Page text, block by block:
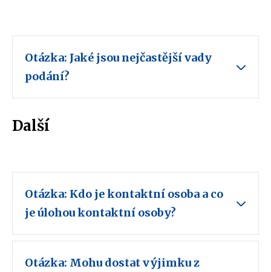
Otázka: Jaké jsou nejčastější vady
podání?
Další
Otázka: Kdo je kontaktní osoba a co
je úlohou kontaktní osoby?
Otázka: Mohu dostat výjimku z